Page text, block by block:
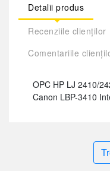
Detalii produs
Recenziile clienților
Comentariile
OPC HP LJ 2410/
Canon LBP-3410